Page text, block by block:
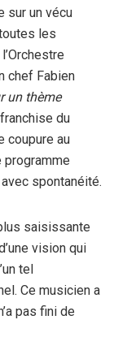
sur un vécu
les
chef Fabien
un thème
du
coupure au
programme
spontanéité.
saisissante
vision qui
tel
Ce musicien a
pas fini de